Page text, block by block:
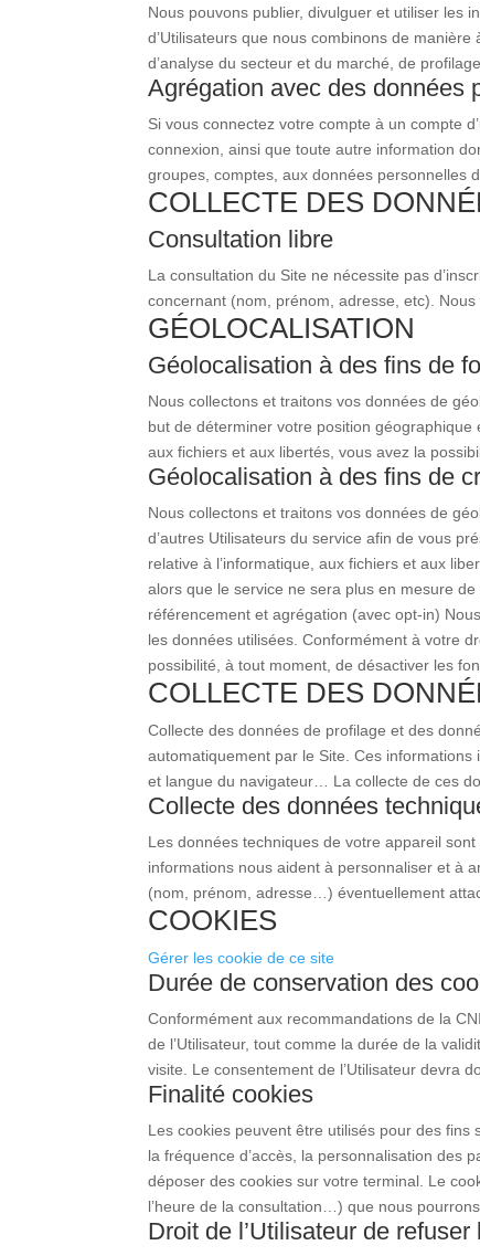
Nous pouvons publier, divulguer et utiliser les
d’Utilisateurs que nous combinons de
d’analyse du secteur et du marché, de
Agrégation avec des données
Si vous connectez votre compte à un compte
connexion, ainsi que toute autre information
groupes, comptes, aux données personnelles
COLLECTE DES
Consultation libre
La consultation du Site ne nécessite pas
concernant (nom, prénom, adresse, etc).
GÉOLOCALISATION
Géolocalisation à des fins de
Nous collectons et traitons vos données de
but de déterminer votre position géographique
aux fichiers et aux libertés, vous avez la
Géolocalisation à des fins de
Nous collectons et traitons vos données de
d’autres Utilisateurs du service afin de vous
relative à l’informatique, aux fichiers et aux
alors que le service ne sera plus en mesure
référencement et agrégation (avec opt-in)
les données utilisées. Conformément à votre
possibilité, à tout moment, de désactiver les
COLLECTE DES
Collecte des données de profilage et des
automatiquement par le Site. Ces
et langue du navigateur… La collecte de ces
Collecte des données
Les données techniques de votre appareil
informations nous aident à personnaliser et à
(nom, prénom, adresse…) éventuellement
COOKIES
Gérer les cookie de ce site
Durée de conservation des
Conformément aux recommandations de la
de l’Utilisateur, tout comme la durée de la
visite. Le consentement de l’Utilisateur devra
Finalité cookies
Les cookies peuvent être utilisés pour des
la fréquence d’accès, la personnalisation des
déposer des cookies sur votre terminal. Le
l’heure de la consultation…) que nous
Droit de l’Utilisateur de